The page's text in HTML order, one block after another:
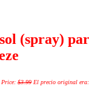
(spray)
Price: $3.99 El precio original era: